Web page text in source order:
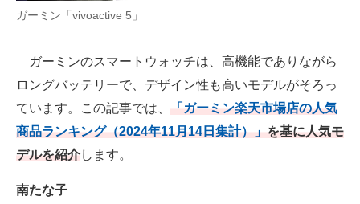
ビジネスと働き方のヒント
企業ITのトレンドを詳説
マーケ×ITの今がよく分かる
ITエンジニア向け専門サイト
ガーミン「vivoactive 5」
ガーミンのスマートウォッチは、高機能でありながら
ロングバッテリーで、デザイン性も高いモデルがそろっ
ています。この記事では、 「ガーミン楽天市場店の人気
商品ランキング（2024年11月14日集計）」を基に人気モ
デルを紹介します。
南たな子